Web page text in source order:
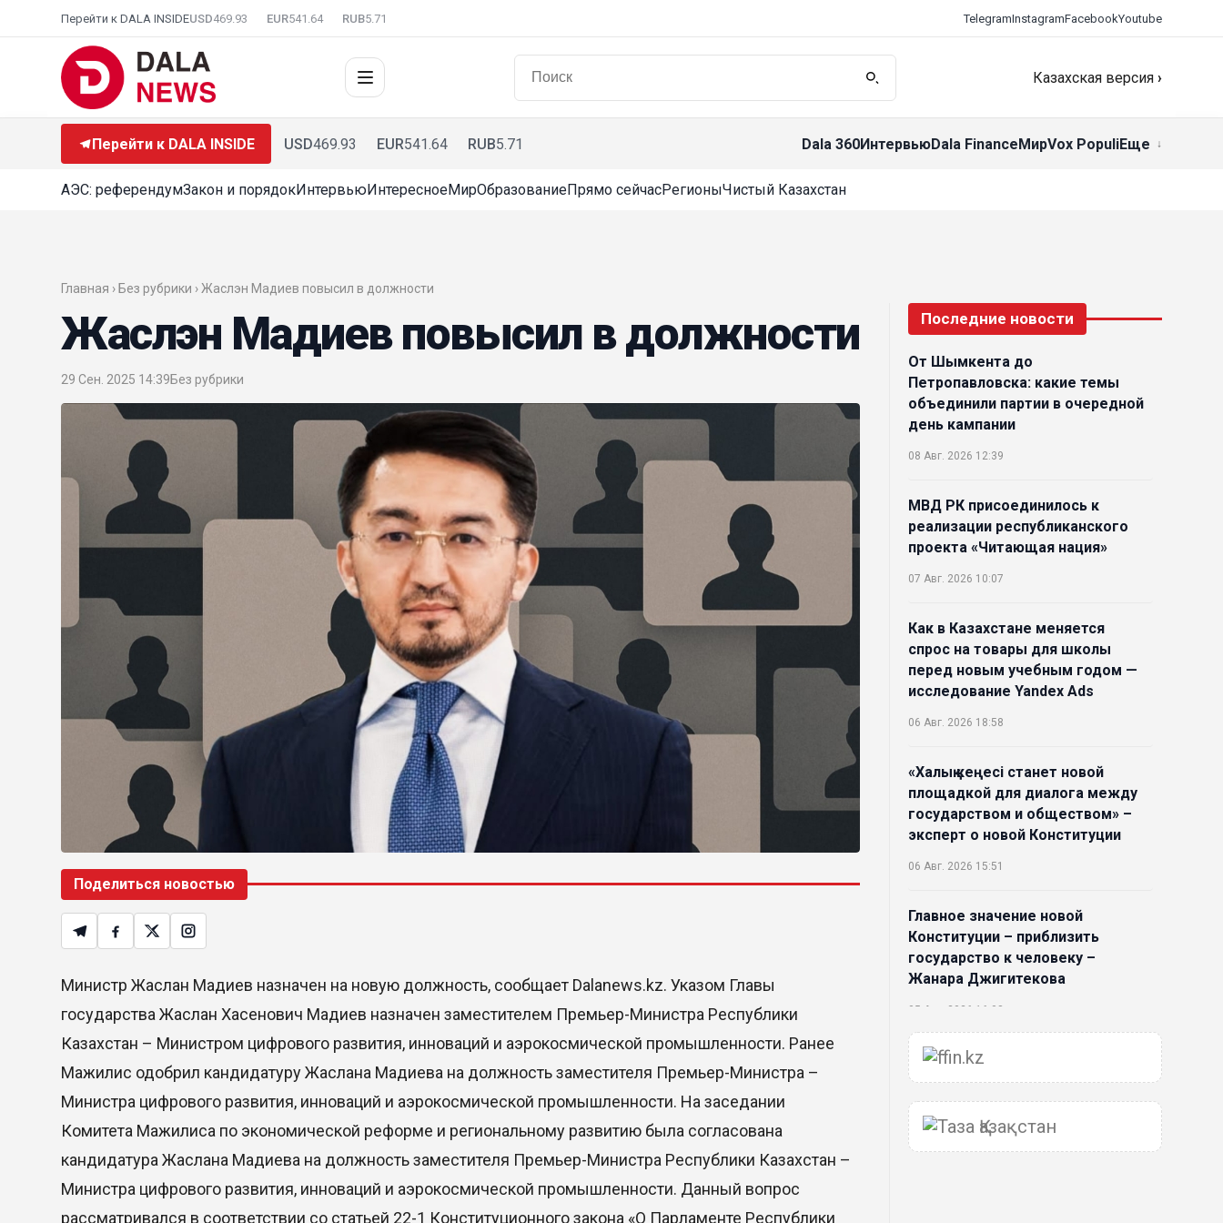
Перейти к DALA INSIDEUSD469.93 EUR541.64 RUB5.71 TelegramInstagramFacebookYoutube
Казахская версия ›
Перейти к DALA INSIDE USD469.93 EUR541.64 RUB5.71 Dala 360ИнтервьюDala FinanceМирVox PopuliЕще
АЭС: референдумЗакон и порядокИнтервьюИнтересноеМирОбразованиеПрямо сейчасРегионыЧистый Казахстан
Главная › Без рубрики › Жаслэн Мадиев повысил в должности
Жаслэн Мадиев повысил в должности
29 Сен. 2025 14:39Без рубрики
Поделиться новостью
Министр Жаслан Мадиев назначен на новую должность, сообщает Dalanews.kz. Указом Главы
государства Жаслан Хасенович Мадиев назначен заместителем Премьер-Министра Республики
Казахстан – Министром цифрового развития, инноваций и аэрокосмической промышленности. Ранее
Мажилис одобрил кандидатуру Жаслана Мадиева на должность заместителя Премьер-Министра –
Министра цифрового развития, инноваций и аэрокосмической промышленности. На заседании
Комитета Мажилиса по экономической реформе и региональному развитию была согласована
кандидатура Жаслана Мадиева на должность заместителя Премьер-Министра Республики Казахстан –
Министра цифрового развития, инноваций и аэрокосмической промышленности. Данный вопрос
рассматривался в соответствии со статьей 22-1 Конституционного закона «О Парламенте Республики
Последние новости
От Шымкента до
Петропавловска: какие темы
объединили партии в очередной
день кампании
08 Авг. 2026 12:39
МВД РК присоединилось к
реализации республиканского
проекта «Читающая нация»
07 Авг. 2026 10:07
Как в Казахстане меняется
спрос на товары для школы
перед новым учебным годом —
исследование Yandex Ads
06 Авг. 2026 18:58
«Халық кеңесі станет новой
площадкой для диалога между
государством и обществом» –
эксперт о новой Конституции
06 Авг. 2026 15:51
Главное значение новой
Конституции – приблизить
государство к человеку –
Жанара Джигитекова
05 Авг. 2026 16:08
Общественные наблюдатели
«ДАУЫС» рассказали о
подготовке за выборами в
Курултай
05 Авг. 2026 12:27